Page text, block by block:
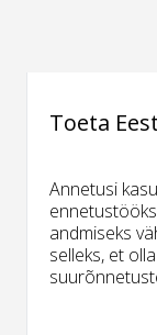
Toeta
Annetusi
andmiseks
selleks, et